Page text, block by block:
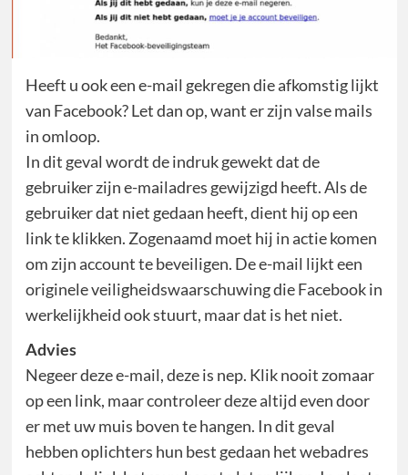
Heeft u ook een e-mail gekregen die afkomstig lijkt
van Facebook? Let dan op, want er zijn valse mails
in omloop.
In dit geval wordt de indruk gewekt dat de
gebruiker zijn e-mailadres gewijzigd heeft. Als de
gebruiker dat niet gedaan heeft, dient hij op een
link te klikken. Zogenaamd moet hij in actie komen
om zijn account te beveiligen. De e-mail lijkt een
originele veiligheidswaarschuwing die Facebook in
werkelijkheid ook stuurt, maar dat is het niet.
Advies
Negeer deze e-mail, deze is nep. Klik nooit zomaar
op een link, maar controleer deze altijd even door
er met uw muis boven te hangen. In dit geval
hebben oplichters hun best gedaan het webadres